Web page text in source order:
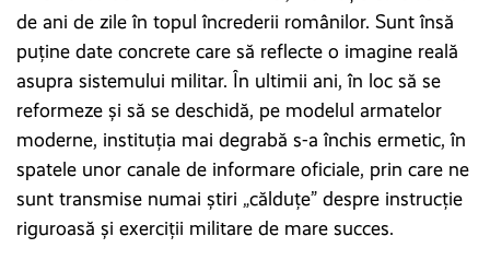
de ani de zile în topul încrederii românilor. Sunt însă
puține date concrete care să reflecte o imagine reală
asupra sistemului militar. În ultimii ani, în loc să se
reformeze și să se deschidă, pe modelul armatelor
moderne, instituția mai degrabă s-a închis ermetic, în
spatele unor canale de informare oficiale, prin care ne
sunt transmise numai știri „călduțe” despre instrucție
riguroasă și exerciții militare de mare succes.